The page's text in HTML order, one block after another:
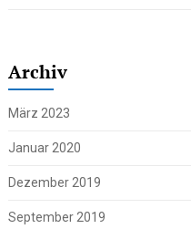
Archiv
März 2023
Januar 2020
Dezember 2019
September 2019